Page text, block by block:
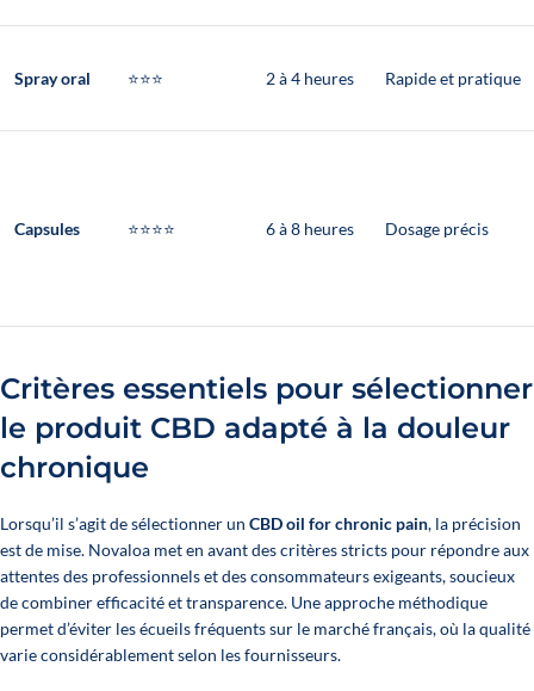
Spray oral ⭐⭐⭐ 2 à 4 heures Rapide et pratique
Capsules ⭐⭐⭐⭐ 6 à 8 heures Dosage précis
Critères essentiels pour sélectionner
le produit CBD adapté à la douleur
chronique
Lorsqu’il s’agit de sélectionner un CBD oil for chronic pain, la précision
est de mise. Novaloa met en avant des critères stricts pour répondre aux
attentes des professionnels et des consommateurs exigeants, soucieux
de combiner efficacité et transparence. Une approche méthodique
permet d’éviter les écueils fréquents sur le marché français, où la qualité
varie considérablement selon les fournisseurs.